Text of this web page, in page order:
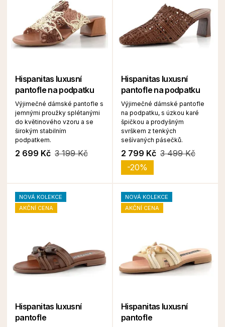
Hispanitas luxusní
pantofle na podpatku
Výjimečné dámské pantofle s
jemnými proužky splétanými
do květinového vzoru a se
širokým stabilním
podpatkem.
2 699 Kč 3 199 Kč
Hispanitas luxusní
pantofle na podpatku
Výjimečné dámské pantofle
na podpatku, s úzkou karé
špičkou a prodyšným
svrškem z tenkých
sešívaných pásečků.
2 799 Kč 3 499 Kč
-20%
NOVÁ KOLEKCE
AKČNÍ CENA
Hispanitas luxusní
pantofle
NOVÁ KOLEKCE
AKČNÍ CENA
Hispanitas luxusní
pantofle